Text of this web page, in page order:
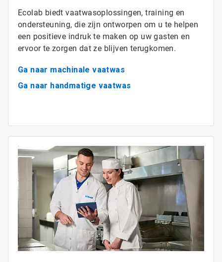
Ecolab biedt vaatwasoplossingen, training en
ondersteuning, die zijn ontworpen om u te helpen
een positieve indruk te maken op uw gasten en
ervoor te zorgen dat ze blijven terugkomen.
Ga naar machinale vaatwas
Ga naar handmatige vaatwas
ArticleTile